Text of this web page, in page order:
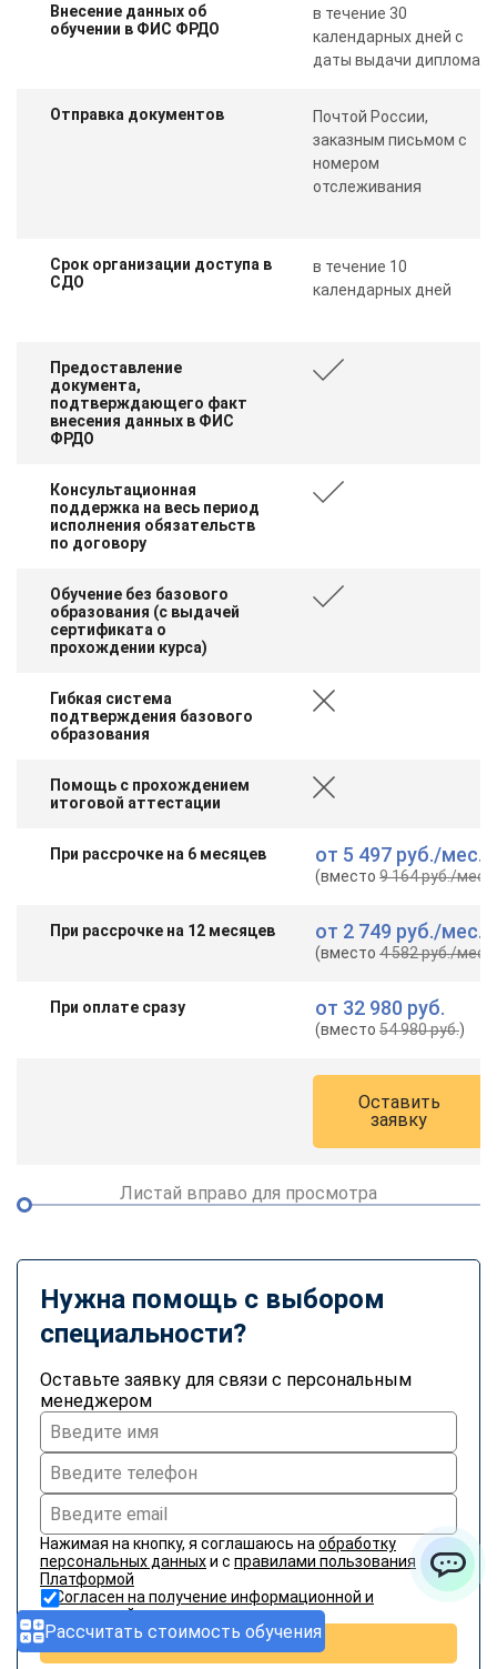
Рассчитать стоимость обучения
Внесение данных об
обучении в ФИС ФРДО
в течение 30
календарных дней с
даты выдачи диплома
Отправка документов
Почтой России,
заказным письмом с
номером
отслеживания
Срок организации доступа в
СДО
в течение 10
календарных дней
Предоставление
документа,
подтверждающего факт
внесения данных в ФИС
ФРДО
Консультационная
поддержка на весь период
исполнения обязательств
по договору
Обучение без базового
образования (с выдачей
сертификата о
прохождении курса)
Гибкая система
подтверждения базового
образования
Помощь с прохождением
итоговой аттестации
При рассрочке на 6 месяцев от 5 497 руб./мес.
(вместо9 164 руб./мес.
При рассрочке на 12 месяцев от 2 749 руб./мес.
(вместо4 582 руб./мес.
При оплате сразу от 32 980 руб.
(вместо54 980 руб.)
Оставить
заявку
Листай вправо для просмотра
Нужна помощь с выбором
специальности?
Оставьте заявку для связи с персональным
менеджером
Нажимая на кнопку, я соглашаюсь на обработку
персональных данныхи с правилами пользования
Платформой
Согласен на получение информационной и
рекламной рассылки
Отправить
Свяжитесь с нами через любой удобный мессенджер!
Telegram WhatsApp
ChatApp